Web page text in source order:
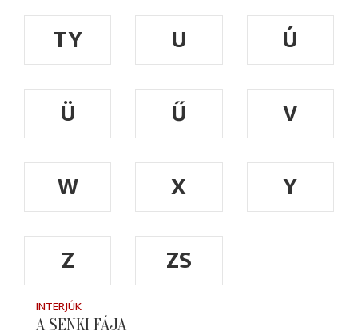
TY
U
Ú
Ü
Ű
V
W
X
Y
Z
ZS
INTERJÚK
A SENKI FÁJA